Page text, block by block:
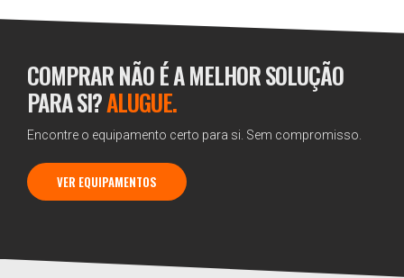
COMPRAR NÃO É A MELHOR SOLUÇÃO
PARA SI?ALUGUE.
Encontre o equipamento certo para si. Sem compromisso.
VER EQUIPAMENTOS